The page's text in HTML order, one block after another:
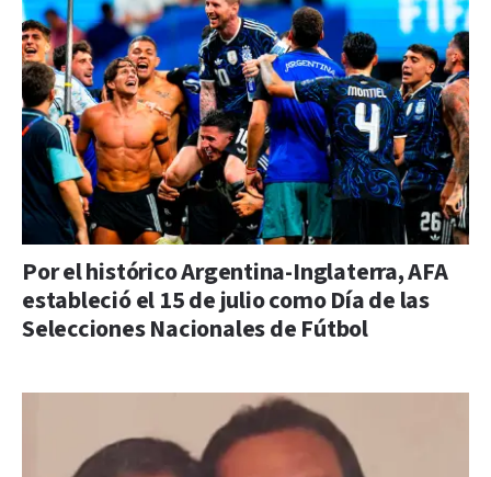
Por el histórico Argentina-Inglaterra, AFA
estableció el 15 de julio como Día de las
Selecciones Nacionales de Fútbol